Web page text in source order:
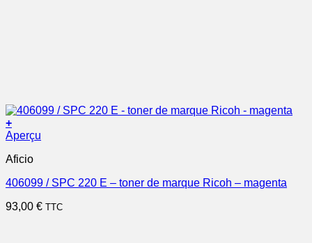
+
Aperçu
Aficio
406099 / SPC 220 E – toner de marque Ricoh – magenta
93,00 € TTC